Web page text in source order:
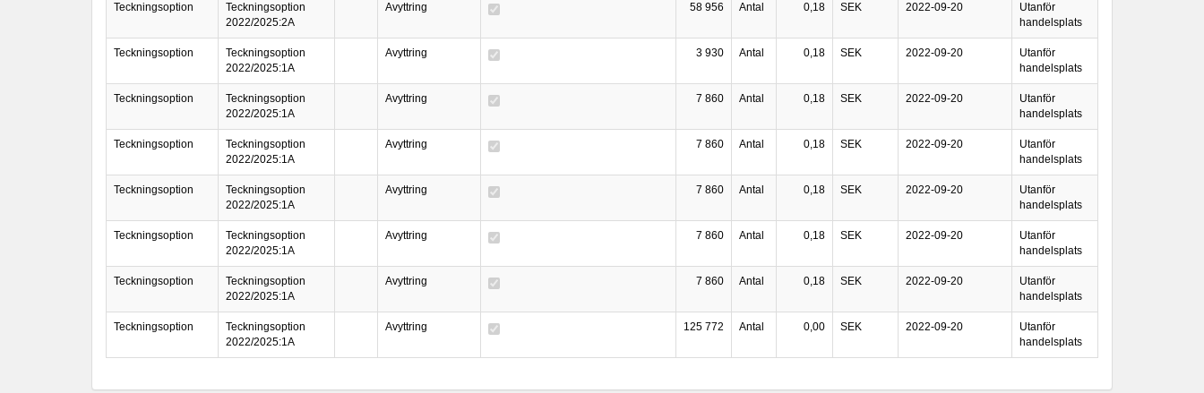
Teckningsoption
Teckningsoption
2022/2025:2A
Avyttring 58 956 Antal 0,18 SEK 2022-09-20
Utanför
handelsplats
Teckningsoption
Teckningsoption
2022/2025:1A
Avyttring 3 930 Antal 0,18 SEK 2022-09-20
Utanför
handelsplats
Teckningsoption
Teckningsoption
2022/2025:1A
Avyttring 7 860 Antal 0,18 SEK 2022-09-20
Utanför
handelsplats
Teckningsoption
Teckningsoption
2022/2025:1A
Avyttring 7 860 Antal 0,18 SEK 2022-09-20
Utanför
handelsplats
Teckningsoption
Teckningsoption
2022/2025:1A
Avyttring 7 860 Antal 0,18 SEK 2022-09-20
Utanför
handelsplats
Teckningsoption
Teckningsoption
2022/2025:1A
Avyttring 7 860 Antal 0,18 SEK 2022-09-20
Utanför
handelsplats
Teckningsoption
Teckningsoption
2022/2025:1A
Avyttring 7 860 Antal 0,18 SEK 2022-09-20
Utanför
handelsplats
Teckningsoption
Teckningsoption
2022/2025:1A
Avyttring 125 772 Antal 0,00 SEK 2022-09-20
Utanför
handelsplats